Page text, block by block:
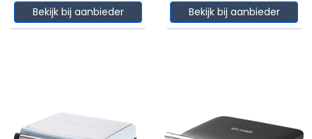
Bekijk bij aanbieder Bekijk bij aanbieder